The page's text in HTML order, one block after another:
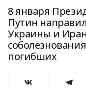
8 января
Путин
Украины и
погибших